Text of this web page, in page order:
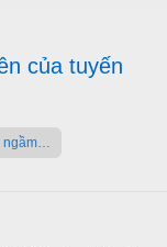
của tuyến
ngầm…